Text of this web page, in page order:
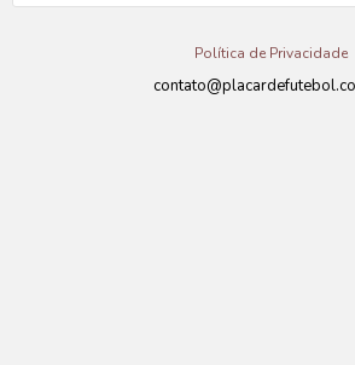
Política de Privacidade